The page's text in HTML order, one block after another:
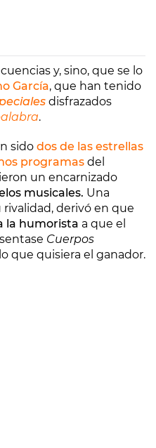
y, sino, que se lo
García, que han tenido
disfrazados
.
sido dos de las estrellas
programas del
un encarnizado
musicales. Una
derivó en que
la humorista a que el
Cuerpos
que quisiera el ganador.